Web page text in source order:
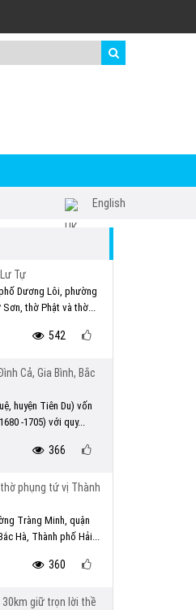
English
Tự
Dương Lôi, phường
Sơn, thờ Phật và thờ...
542
Cả, Gia Bình, Bắc
huyện Tiên Du) vốn
-1705) với quy...
366
phụng tứ vị Thành
Tràng Minh, quận
Hà, Thành phố Hải...
360
giữ trọn lời thề